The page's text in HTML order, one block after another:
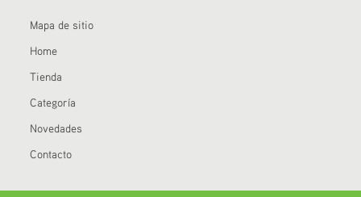
Mapa de sitio
Home
Tienda
Categoría
Novedades
Contacto